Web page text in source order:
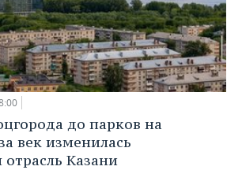
до парков на
век изменилась
отрасль Казани